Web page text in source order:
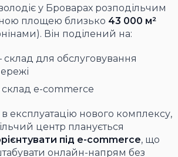
у Броварах розподільчим
площею близько 43 000 м²
Він поділений на:
для обслуговування
e-commerce
експлуатацію нового комплексу,
центр планується
під e-commerce, що
онлайн-напрям без